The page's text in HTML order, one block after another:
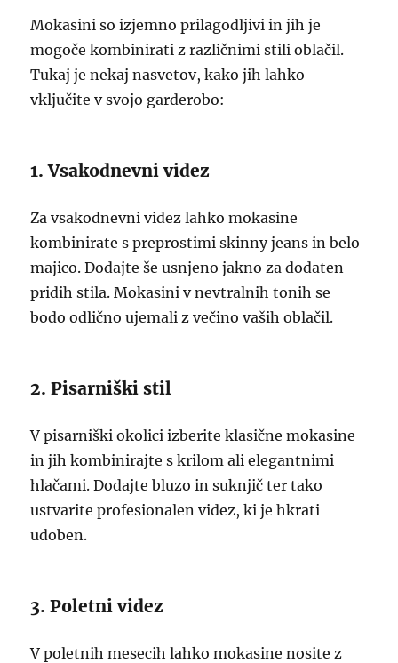
Mokasini so izjemno prilagodljivi in jih je
mogoče kombinirati z različnimi stili oblačil.
Tukaj je nekaj nasvetov, kako jih lahko
vključite v svojo garderobo:
1. Vsakodnevni videz
Za vsakodnevni videz lahko mokasine
kombinirate s preprostimi skinny jeans in belo
majico. Dodajte še usnjeno jakno za dodaten
pridih stila. Mokasini v nevtralnih tonih se
bodo odlično ujemali z večino vaših oblačil.
2. Pisarniški stil
V pisarniški okolici izberite klasične mokasine
in jih kombinirajte s krilom ali elegantnimi
hlačami. Dodajte bluzo in suknjič ter tako
ustvarite profesionalen videz, ki je hkrati
udoben.
3. Poletni videz
V poletnih mesecih lahko mokasine nosite z